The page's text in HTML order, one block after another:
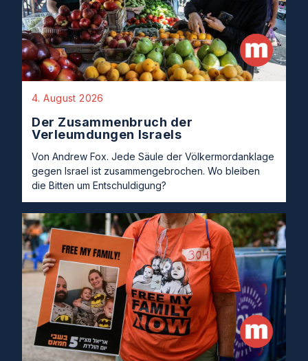
4. August 2026
Der Zusammenbruch der
Verleumdungen Israels
Von Andrew Fox. Jede Säule der Völkermordanklage
gegen Israel ist zusammengebrochen. Wo bleiben
die Bitten um Entschuldigung?